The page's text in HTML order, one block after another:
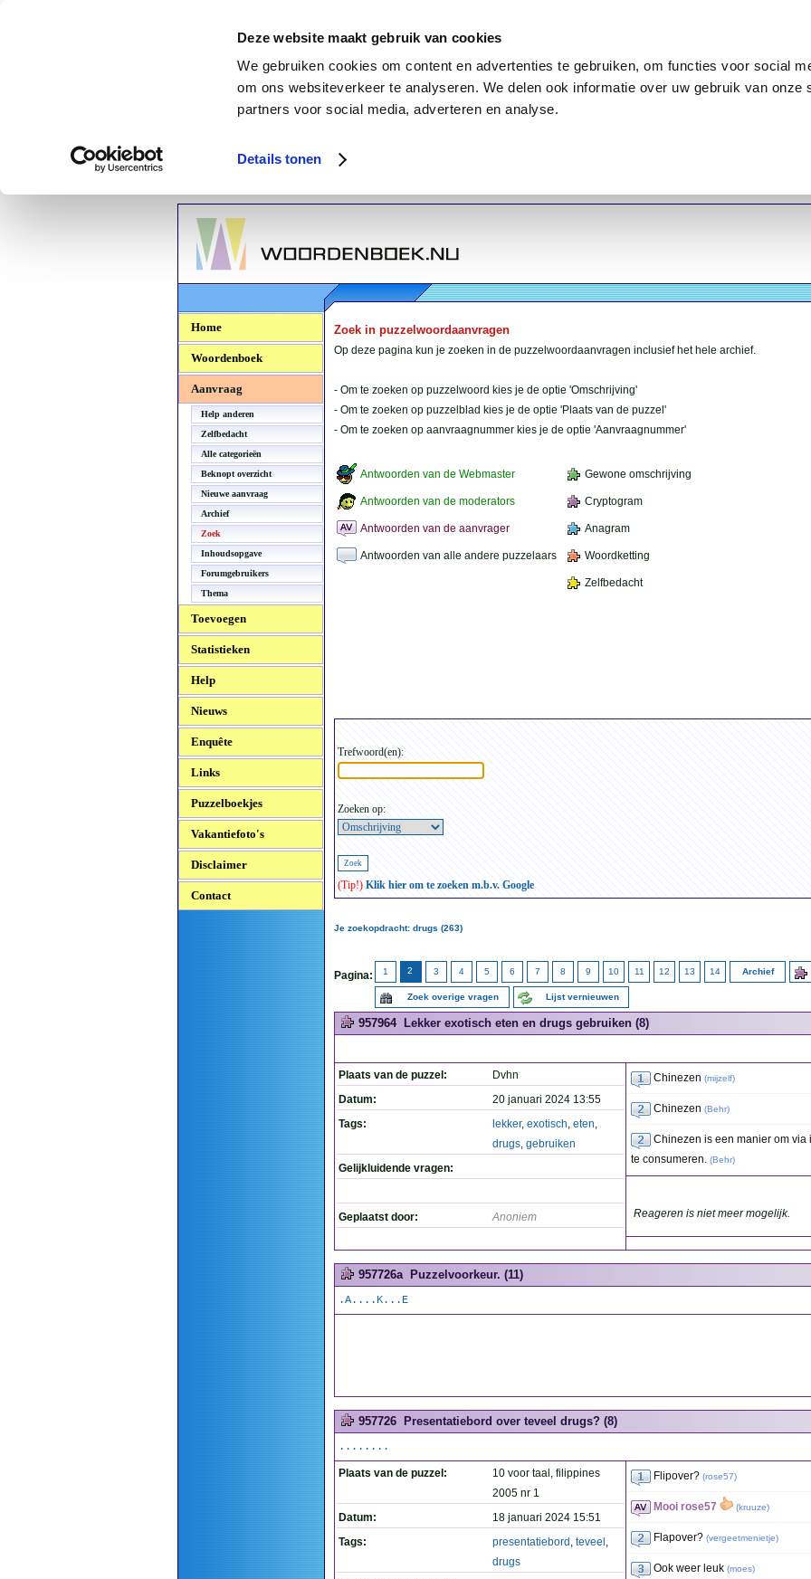
Deze website maakt gebruik van cookies
We gebruiken cookies om content en advertenties te gebruiken, om functies voor social
om ons websiteverkeer te analyseren. We delen ook informatie over uw gebruik van onze
partners voor social media, adverteren en analyse.
Details tonen
Woordenboek.NU
Home
Woordenboek
Aanvraag
Help anderen
Zelfbedacht
Alle categorieën
Beknopt overzicht
Nieuwe aanvraag
Archief
Zoek
Inhoudsopgave
Forumgebruikers
Thema
Toevoegen
Statistieken
Help
Nieuws
Enquête
Links
Puzzelboekjes
Vakantiefoto's
Disclaimer
Contact
Zoek in puzzelwoordaanvragen
Op deze pagina kun je zoeken in de puzzelwoordaanvragen inclusief het hele archief.
- Om te zoeken op puzzelwoord kies je de optie 'Omschrijving'
- Om te zoeken op puzzelblad kies je de optie 'Plaats van de puzzel'
- Om te zoeken op aanvraagnummer kies je de optie 'Aanvraagnummer'
Antwoorden van de Webmaster Gewone omschrijving
Antwoorden van de moderators Cryptogram
Antwoorden van de aanvrager Anagram
Antwoorden van alle andere puzzelaars Woordketting
Zelfbedacht
Trefwoord(en):
Zoeken op:
(Tip!) Klik hier om te zoeken m.b.v. Google
Je zoekopdracht: drugs (263)
Pagina: 1 2 3 4 5 6 7 8 9 10 11 12 13 14 Archief
Zoek overige vragen Lijst vernieuwen
957964 Lekker exotisch eten en drugs gebruiken (8)
Plaats van de puzzel:
Dvhn
Datum:
20 januari 2024 13:55
Tags:
lekker, exotisch, eten,
drugs, gebruiken
Gelijkluidende vragen:
Geplaatst door: Anoniem
Chinezen (mijzelf)
Chinezen (Behr)
Chinezen is een manier om
te consumeren. (Behr)
Reageren is niet meer mogelijk.
957726a Puzzelvoorkeur. (11)
.A....K...E
957726 Presentatiebord over teveel drugs? (8)
........
Plaats van de puzzel:
10 voor taal, filippines
2005 nr 1
Datum:
18 januari 2024 15:51
Tags:
presentatiebord , teveel ,
drugs
Flipover? (rose57)
Mooi rose57 (kruuze)
Flapover? (vergeetmenietje)
Ook weer leuk (moes)